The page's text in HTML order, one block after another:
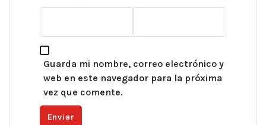
Guarda mi nombre, correo electrónico y
web en este navegador para la próxima
vez que comente.